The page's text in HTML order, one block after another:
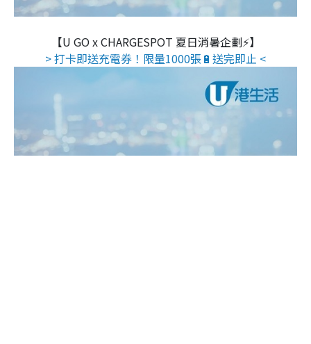
【U GO x CHARGESPOT 夏日消暑企劃⚡】
> 打卡即送充電券！限量1000張🔋送完即止 <